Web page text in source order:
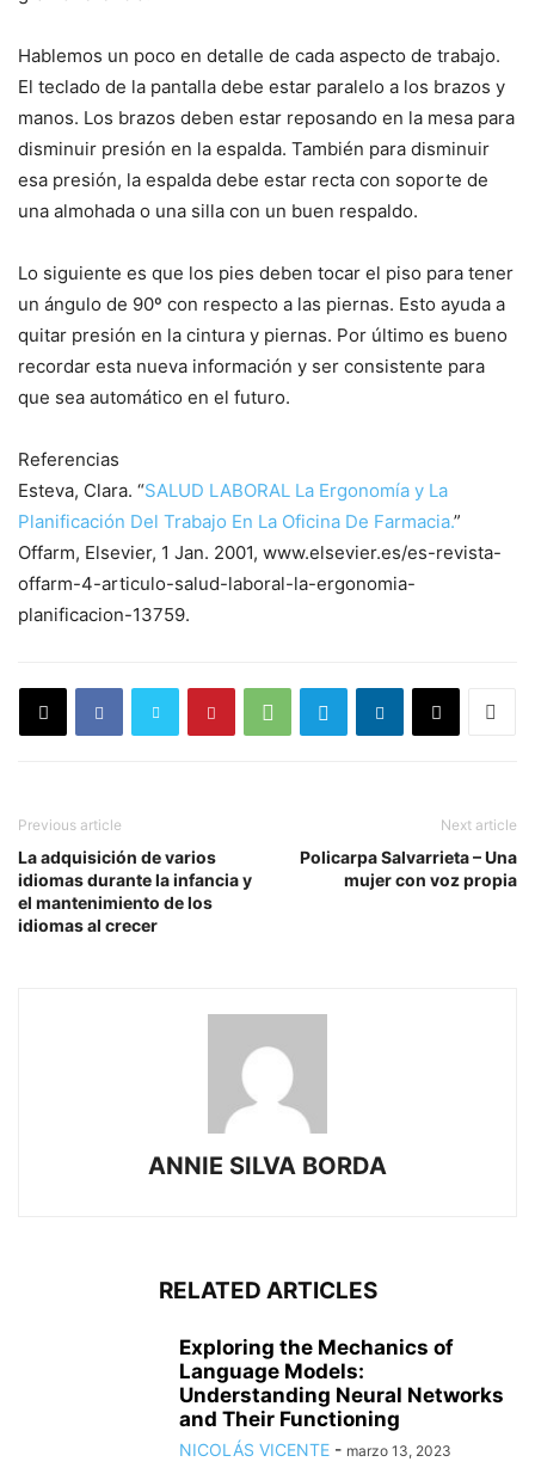
Hablemos un poco en detalle de cada aspecto de trabajo.
El teclado de la pantalla debe estar paralelo a los brazos y
manos. Los brazos deben estar reposando en la mesa para
disminuir presión en la espalda. También para disminuir
esa presión, la espalda debe estar recta con soporte de
una almohada o una silla con un buen respaldo.
Lo siguiente es que los pies deben tocar el piso para tener
un ángulo de 90º con respecto a las piernas. Esto ayuda a
quitar presión en la cintura y piernas. Por último es bueno
recordar esta nueva información y ser consistente para
que sea automático en el futuro.
Referencias
Esteva, Clara. “SALUD LABORAL La Ergonomía y La
Planificación Del Trabajo En La Oficina De Farmacia.”
Offarm, Elsevier, 1 Jan. 2001, www.elsevier.es/es-revista-
offarm-4-articulo-salud-laboral-la-ergonomia-
planificacion-13759.
Previous article
La adquisición de varios
idiomas durante la infancia y
el mantenimiento de los
idiomas al crecer
Next article
Policarpa Salvarrieta – Una
mujer con voz propia
ANNIE SILVA BORDA
RELATED ARTICLES
Exploring the Mechanics of
Language Models:
Understanding Neural Networks
and Their Functioning
NICOLÁS VICENTE - marzo 13, 2023